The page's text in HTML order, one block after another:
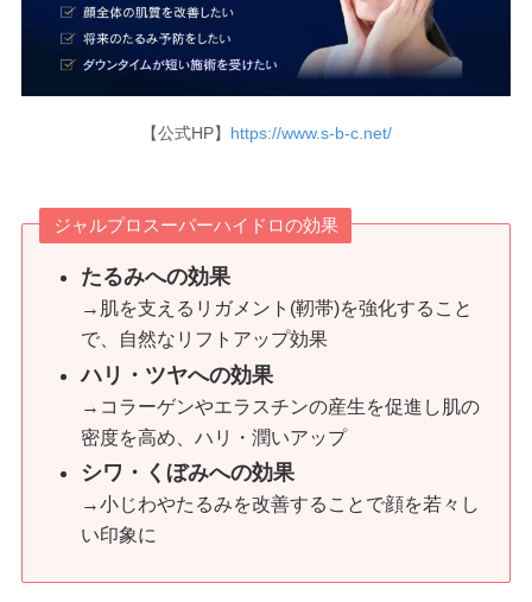
【公式HP】 https://www.s-b-c.net/
ジャルプロスーパーハイドロの効果
たるみへの効果
→肌を支えるリガメント(靭帯)を強化すること
で、自然なリフトアップ効果
ハリ・ツヤへの効果
→コラーゲンやエラスチンの産生を促進し肌の
密度を高め、ハリ・潤いアップ
シワ・くぼみへの効果
→小じわやたるみを改善することで顔を若々し
い印象に